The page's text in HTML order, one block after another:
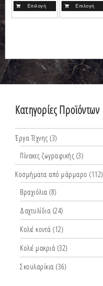
Επιλογή Επιλογή
Κατηγορίες Προϊόντων
Έργα Τέχνης (3)
Πίνακες ζωγραφικής (3)
Κοσμήματα από μάρμαρο (112)
Βραχιόλια (8)
Δαχτυλίδια (24)
Κολιέ κοντά (12)
Κολιέ μακριά (32)
Σκουλαρίκια (36)